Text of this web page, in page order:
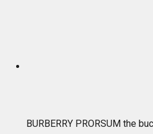
BURBERRY PRORSUM the